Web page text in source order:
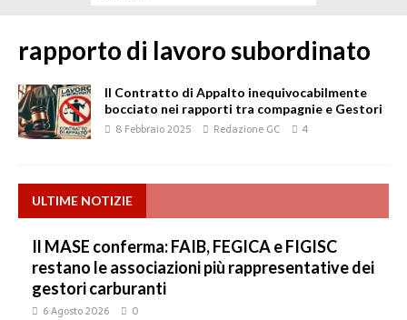
rapporto di lavoro subordinato
Il Contratto di Appalto inequivocabilmente
bocciato nei rapporti tra compagnie e Gestori
8 Febbraio 2025 Redazione GC 4
ULTIME NOTIZIE
Il MASE conferma: FAIB, FEGICA e FIGISC
restano le associazioni più rappresentative dei
gestori carburanti
6 Agosto 2026 0